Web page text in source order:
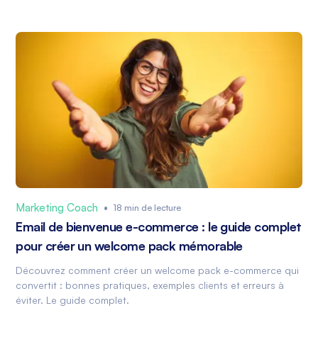
Marketing Coach • 18 min de lecture
Email de bienvenue e-commerce : le guide complet
pour créer un welcome pack mémorable
Découvrez comment créer un welcome pack e-commerce qui
convertit : bonnes pratiques, exemples clients et erreurs à
éviter. Le guide complet.